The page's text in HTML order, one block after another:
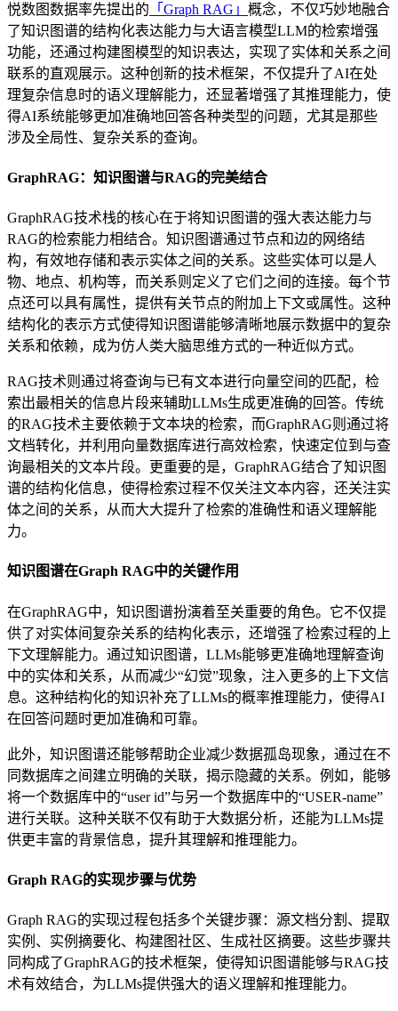
悦数图数据率先提出的 「Graph RAG」 概念，不仅巧妙地融合
了知识图谱的结构化表达能力与大语言模型LLM的检索增强
功能，还通过构建图模型的知识表达，实现了实体和关系之间
联系的直观展示。这种创新的技术框架，不仅提升了AI在处
理复杂信息时的语义理解能力，还显著增强了其推理能力，使
得AI系统能够更加准确地回答各种类型的问题，尤其是那些
涉及全局性、复杂关系的查询。
GraphRAG：知识图谱与RAG的完美结合
GraphRAG技术栈的核心在于将知识图谱的强大表达能力与
RAG的检索能力相结合。知识图谱通过节点和边的网络结
构，有效地存储和表示实体之间的关系。这些实体可以是人
物、地点、机构等，而关系则定义了它们之间的连接。每个节
点还可以具有属性，提供有关节点的附加上下文或属性。这种
结构化的表示方式使得知识图谱能够清晰地展示数据中的复杂
关系和依赖，成为仿人类大脑思维方式的一种近似方式。
RAG技术则通过将查询与已有文本进行向量空间的匹配，检
索出最相关的信息片段来辅助LLMs生成更准确的回答。传统
的RAG技术主要依赖于文本块的检索，而GraphRAG则通过将
文档转化，并利用向量数据库进行高效检索，快速定位到与查
询最相关的文本片段。更重要的是，GraphRAG结合了知识图
谱的结构化信息，使得检索过程不仅关注文本内容，还关注实
体之间的关系，从而大大提升了检索的准确性和语义理解能
力。
知识图谱在Graph RAG中的关键作用
在GraphRAG中，知识图谱扮演着至关重要的角色。它不仅提
供了对实体间复杂关系的结构化表示，还增强了检索过程的上
下文理解能力。通过知识图谱，LLMs能够更准确地理解查询
中的实体和关系，从而减少“幻觉”现象，注入更多的上下文信
息。这种结构化的知识补充了LLMs的概率推理能力，使得AI
在回答问题时更加准确和可靠。
此外，知识图谱还能够帮助企业减少数据孤岛现象，通过在不
同数据库之间建立明确的关联，揭示隐藏的关系。例如，能够
将一个数据库中的“user id”与另一个数据库中的“USER-name”
进行关联。这种关联不仅有助于大数据分析，还能为LLMs提
供更丰富的背景信息，提升其理解和推理能力。
Graph RAG的实现步骤与优势
Graph RAG的实现过程包括多个关键步骤：源文档分割、提取
实例、实例摘要化、构建图社区、生成社区摘要。这些步骤共
同构成了GraphRAG的技术框架，使得知识图谱能够与RAG技
术有效结合，为LLMs提供强大的语义理解和推理能力。